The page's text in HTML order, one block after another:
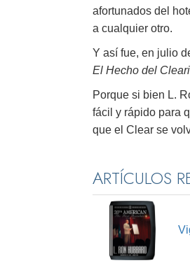
afortunados del
a cualquier otro.
Y así fue, en julio
El Hecho del
Porque si bien L.
fácil y rápido para
que el Clear se
ARTÍCULOS